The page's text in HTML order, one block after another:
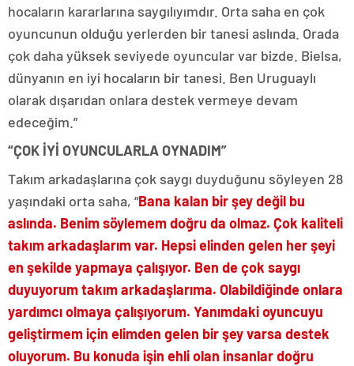
hocaların kararlarına saygılıyımdır. Orta saha en çok
oyuncunun olduğu yerlerden bir tanesi aslında. Orada
çok daha yüksek seviyede oyuncular var bizde. Bielsa,
dünyanın en iyi hocaların bir tanesi. Ben Uruguaylı
olarak dışarıdan onlara destek vermeye devam
edeceğim.”
“ÇOK İYİ OYUNCULARLA OYNADIM”
Takım arkadaşlarına çok saygı duyduğunu söyleyen 28
yaşındaki orta saha, “Bana kalan bir şey değil bu
aslında. Benim söylemem doğru da olmaz. Çok kaliteli
takım arkadaşlarım var. Hepsi elinden gelen her şeyi
en şekilde yapmaya çalışıyor. Ben de çok saygı
duyuyorum takım arkadaşlarıma. Olabildiğinde onlara
yardımcı olmaya çalışıyorum. Yanımdaki oyuncuyu
geliştirmem için elimden gelen bir şey varsa destek
oluyorum. Bu konuda işin ehli olan insanlar doğru